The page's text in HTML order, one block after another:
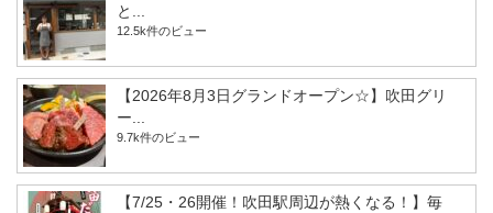
と...
12.5k件のビュー
【2026年8月3日グランドオープン☆】吹田グリ
ー...
9.7k件のビュー
【7/25・26開催！吹田駅周辺が熱くなる！】毎